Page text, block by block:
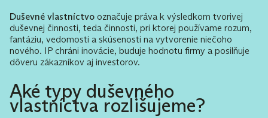
Duševné vlastníctvo označuje práva k výsledkom tvorivej
duševnej činnosti, teda činnosti, pri ktorej používame rozum,
fantáziu, vedomosti a skúsenosti na vytvorenie niečoho
nového. IP chráni inovácie, buduje hodnotu firmy a posilňuje
dôveru zákazníkov aj investorov.
Aké typy duševného
vlastníctva rozlišujeme?